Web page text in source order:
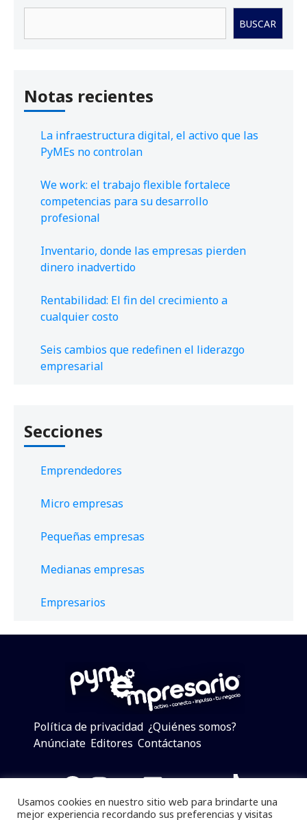
BUSCAR
Notas recientes
La infraestructura digital, el activo que las
PyMEs no controlan
We work: el trabajo flexible fortalece
competencias para su desarrollo
profesional
Inventario, donde las empresas pierden
dinero inadvertido
Rentabilidad: El fin del crecimiento a
cualquier costo
Seis cambios que redefinen el liderazgo
empresarial
Secciones
Emprendedores
Micro empresas
Pequeñas empresas
Medianas empresas
Empresarios
Política de privacidad ¿Quiénes somos?
Anúnciate Editores Contáctanos
Facebook
Instagram
Twitter
LinkedIn
Telegram
YouTube
TikTok
Usamos cookies en nuestro sitio web para brindarte una
mejor experiencia recordando sus preferencias y visitas